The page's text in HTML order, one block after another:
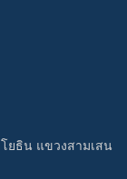
ยธิน แขวงสามเสน